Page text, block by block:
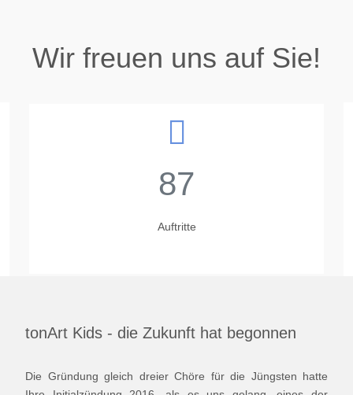
Wir freuen uns auf Sie!
87
Auftritte
tonArt Kids - die Zukunft hat begonnen
Die Gründung gleich dreier Chöre für die Jüngsten hatte